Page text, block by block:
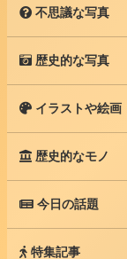
不思議な写真
歴史的な写真
イラストや絵画
歴史的なモノ
今日の話題
特集記事